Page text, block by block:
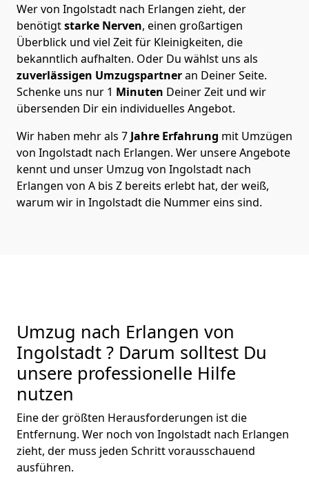
Wer von Ingolstadt nach Erlangen zieht, der
benötigtstarke Nerven, einen großartigen
Überblick und viel Zeit für Kleinigkeiten, die
bekanntlich aufhalten. Oder Du wählst uns als
zuverlässigen Umzugspartneran Deiner Seite.
Schenke uns nur 1 Minuten Deiner Zeit und wir
übersenden Dir ein individuelles Angebot.
Wir haben mehr als 7 Jahre Erfahrung mit Umzügen
von Ingolstadt nach Erlangen. Wer unsere Angebote
kennt und unser Umzug von Ingolstadt nach
Erlangen von A bis Z bereits erlebt hat, der weiß,
warum wir in Ingolstadt die Nummer eins sind.
Umzug nach Erlangen von
Ingolstadt ? Darum solltest Du
unsere professionelle Hilfe
nutzen
Eine der größten Herausforderungen ist die
Entfernung. Wer noch von Ingolstadt nach Erlangen
zieht, der muss jeden Schritt vorausschauend
ausführen.